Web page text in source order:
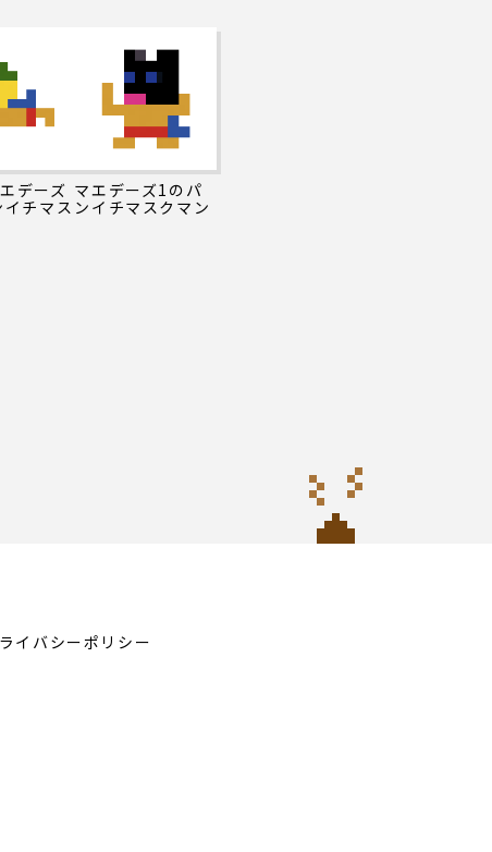
デーズ
チマス
マエデーズ1のパ
ンイチマスクマン
イバシーポリシー